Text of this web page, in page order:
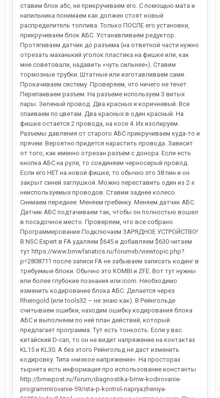
ставим блок абс, не прикручиваем его. С помощью мата и
напильника понимаем как должен стоят новый
распределитель топлива. Только ПОСЛЕ его установки,
прикручиваем блок АБС. Устанавливаем редуктор.
Протягиваем датчик до разъема (на ответной части нужно
отрезать маханький уголок пластика на фишке или, как
мне советовали, надавить «чуть сильнее»). Ставим
тормозные трубки. Штатные или изготавливаем сами.
Прокачиваем систему. Проверяем, что ничего не течет.
Перепаиваем разъем. На разъеме используем 3 витых
пары. Зеленый провод. Два красных и коричневый. Все
спаиваем по цветам. Два красных в один красный. На
фишке остается 2 провода, на косе 4. Их изолируем.
Разъемы давления от старого АБС прикручиваем куда-то и
прячем. Вероятно придется нарастить провода. Зависит
от того, как именно отрезан разъем с донора. Если есть
кнопка АБС на руле, то соединяем черносерый провод.
Если его НЕТ на новой фишке, то обычно это 38 пин и он
закрыт синей заглушкой. Можно переставить один из 2-х
неиспользуемых проводов. Ставим заднее колесо.
Снимаем переднее. Меняем гребенку. Меняем датчик АБС.
Датчик АБС подтачиваем так, чтобы он полностью вошел
в посадочное место. Проверяем, что все собрано.
Программирование Подключаем ЗАРЯДНОЕ УСТРОЙСТВО!
В NSC Expert в FA удаляем $645 и добавляем $630 читаем
тут https://www.bmwfanatics.ru/forumvb/viewtopic.php?
p=2808711 после записи FA не забываем записать кодинг в
требуемые блоки. Обычно это KOMBI и ZFE. Вот тут нужны
или более глубокие познания или icom. Необходимо
изменить кодирование блока АБС. Делается через
Rheingold (или tools32 – не знаю как). В Рейнгольде
считываем ошибки, находим ошибку кодирования блока
АБС и выполняем по ней план действий, который
предлагает программа. Тут есть тонкость. Если у вас
китайский D-can, то он не видит напряжение на контактах
KL15 и KL30. А без этого Рейнгольд не даст изменить
кодировку. Типа «низкое напряжение». На просторах
тырнета есть информация про использование константы
http://bmwpost.ru/forum/diagnostika-bmw-kodirovanie-
programmirovanie-59/ista-p-kontrol-napryazheniya-